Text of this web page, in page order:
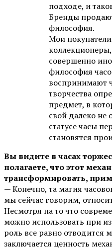
подходе, и
Бренды
философия.
Мои
совершенно
философия
воспринимают
творчества
предмет, в
свой далеко
статусе часы
становятся
Вы видите в часах
полагаете, что этот
трансформировать,
— Конечно, та магия
мы сейчас говорим,
Несмотря на то что
можно использовать при
роль все равно отводится
заключается ценность